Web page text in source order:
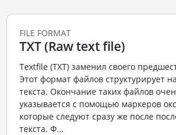
FILE FORMAT
TXT (Raw text file)
Textfile (TXT) заменил своего
Этот формат файлов структурирует
текста. Окончание таких файлов
указывается с помощью маркеров
которые следуют сразу же после
текста. Ф...